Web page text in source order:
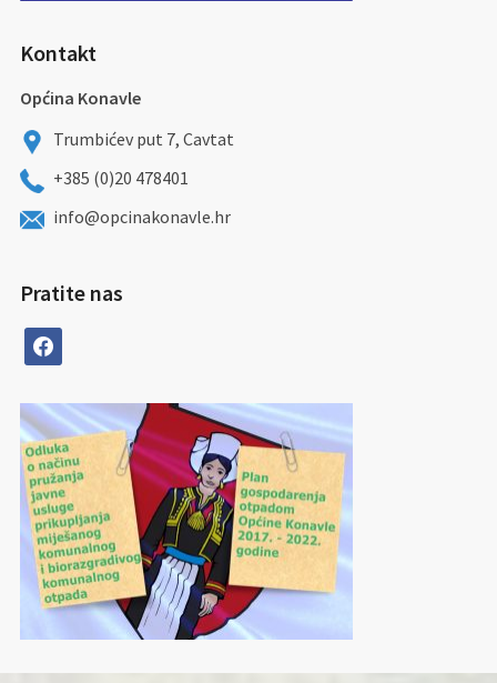
Kontakt
Općina Konavle
Trumbićev put 7, Cavtat
+385 (0)20 478401
info@opcinakonavle.hr
Pratite nas
facebook